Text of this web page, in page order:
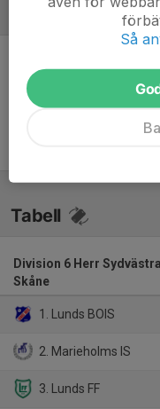
Tabell
Division 6 Herr
Skåne
1. Lunds BOIS
2. Marieholms IS
3. Lunds FF
Så